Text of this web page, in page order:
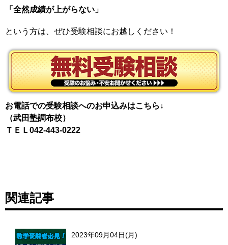
「全然成績が上がらない」
という方は、ぜひ受験相談にお越しください！
お電話での受験相談へのお申込みはこちら↓
（武田塾調布校）
ＴＥＬ042-443-0222
関連記事
2023年09月04日(月)